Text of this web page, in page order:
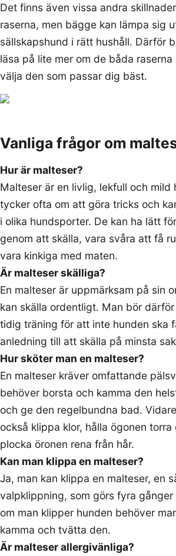
Det finns även vissa andra
raserna, men bägge kan lämpa sig
sällskapshund i rätt hushåll. Därför
läsa på lite mer om de båda raserna
välja den som passar dig bäst.
Vanliga frågor om
Hur är malteser?
Malteser är en livlig, lekfull och mild
tycker ofta om att göra tricks och
i olika hundsporter. De kan ha lätt
genom att skälla, vara svåra att få
vara kinkiga med maten.
Är malteser skälliga?
En malteser är uppmärksam på sin
kan skälla ordentligt. Man bör
tidig träning för att inte hunden ska
anledning till att skälla på minsta
Hur sköter man en malteser?
En malteser kräver omfattande
behöver borsta och kamma den
och ge den regelbundna bad.
också klippa klor, hålla ögonen torra
plocka öronen rena från hår.
Kan man klippa en malteser?
Ja, man kan klippa en malteser, en
valpklippning, som görs fyra gånger
om man klipper hunden behöver
kamma och tvätta den.
Är malteser allergivänliga?